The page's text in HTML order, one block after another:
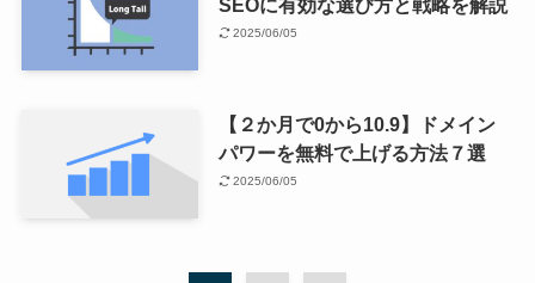
SEOに有効な選び方と戦略を解説
2025/06/05
【２か月で0から10.9】ドメイン
パワーを無料で上げる方法７選
2025/06/05